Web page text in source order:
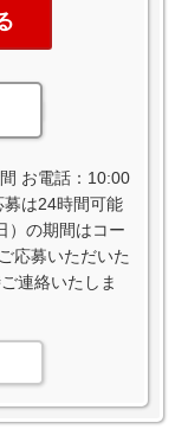
お電話：10:00
は24時間可能
）の期間はコー
応募いただいた
連絡いたしま